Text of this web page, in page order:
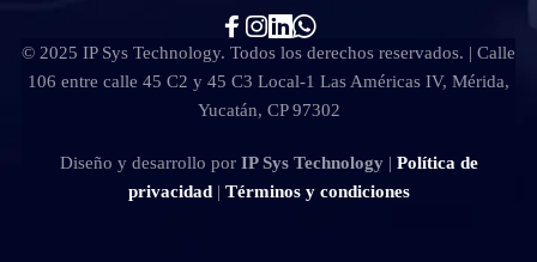
© 2025 IP Sys Technology. Todos los derechos reservados. | Calle
106 entre calle 45 C2 y 45 C3 Local-1 Las Américas IV, Mérida,
Yucatán, CP 97302
Diseño y desarrollo por IP Sys Technology| Política de
privacidad| Términos y condiciones